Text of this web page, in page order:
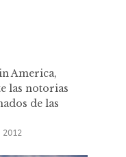
America,
las notorias
de las
2012